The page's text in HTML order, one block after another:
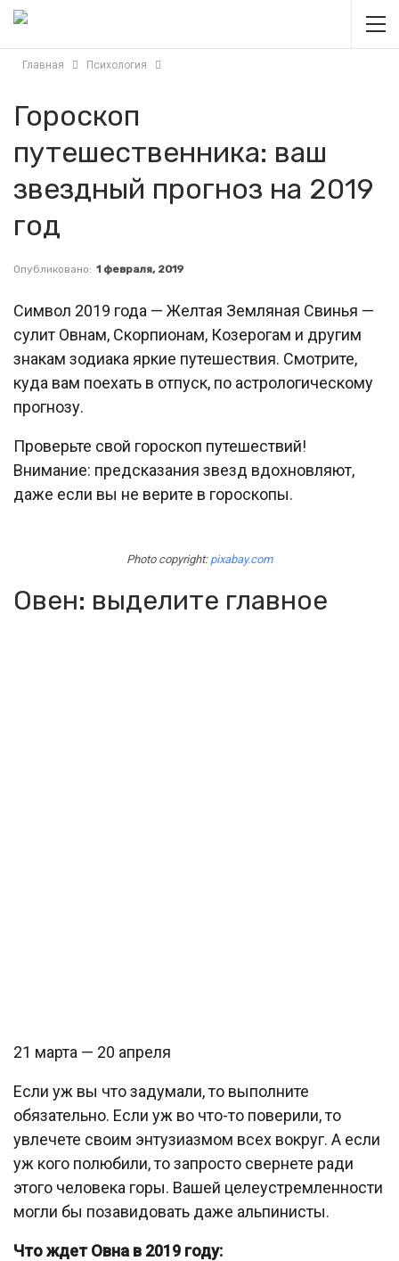
Главная Психология
Гороскоп
путешественника: ваш
звездный прогноз на 2019
год
Опубликовано: 1 февраля, 2019
Символ 2019 года — Желтая Земляная Свинья —
сулит Овнам, Скорпионам, Козерогам и другим
знакам зодиака яркие путешествия. Смотрите,
куда вам поехать в отпуск, по астрологическому
прогнозу.
Проверьте свой гороскоп путешествий!
Внимание: предсказания звезд вдохновляют,
даже если вы не верите в гороскопы.
Photo copyright: pixabay.com
Овен: выделите главное
21 марта — 20 апреля
Если уж вы что задумали, то выполните
обязательно. Если уж во что-то поверили, то
увлечете своим энтузиазмом всех вокруг. А если
уж кого полюбили, то запросто свернете ради
этого человека горы. Вашей целеустремленности
могли бы позавидовать даже альпинисты.
Что ждет Овна в 2019 году: